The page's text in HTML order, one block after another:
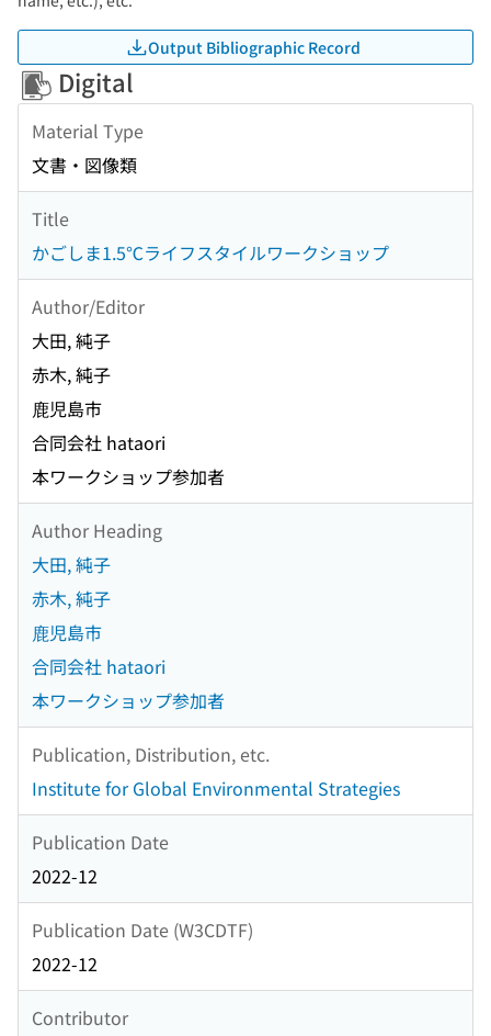
Output Bibliographic Record
Digital
Material Type
文書・図像類
Title
かごしま1.5℃ライフスタイルワークショップ
Author/Editor
大田, 純子
赤木, 純子
鹿児島市
合同会社 hataori
本ワークショップ参加者
Author Heading
大田, 純子
赤木, 純子
鹿児島市
合同会社 hataori
本ワークショップ参加者
Publication, Distribution, etc.
Institute for Global Environmental Strategies
Publication Date
2022-12
Publication Date (W3CDTF)
2022-12
Contributor